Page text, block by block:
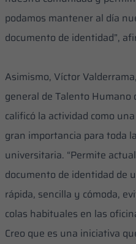
podamos mantener al día
documento de identidad”,
Asimismo, Víctor
general de Talento Humano
calificó la actividad como
gran importancia para toda
universitaria. “Permite
documento de identidad de
rápida, sencilla y cómoda,
colas habituales en las
Creo que es una iniciativa